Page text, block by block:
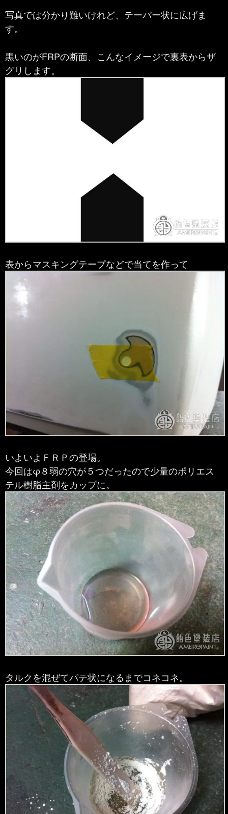
写真では分かり難いけれど、テーパー状に広げま
す。
黒いのがFRPの断面、こんなイメージで裏表からザ
グリします。
表からマスキングテープなどで当てを作って
いよいよＦＲＰの登場。
今回はφ８弱の穴が５つだったので少量のポリエス
テル樹脂主剤をカップに。
タルクを混ぜてパテ状になるまでコネコネ。